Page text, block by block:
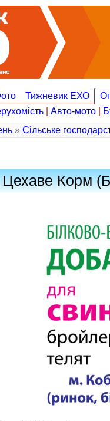
Тижневик ЕХО
Авто-мото
» Сільське
Корм